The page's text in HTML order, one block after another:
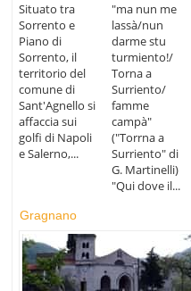
Situato tra
Sorrento e
Piano di
Sorrento, il
territorio del
comune di
Sant'Agnello si
affaccia sui
golfi di Napoli
e Salerno,...
"ma nun me
lassà/nun
darme stu
turmiento!/
Torna a
Surriento/
famme
campà"
("Torrna a
Surriento" di
G. Martinelli)
"Qui dove il...
Gragnano